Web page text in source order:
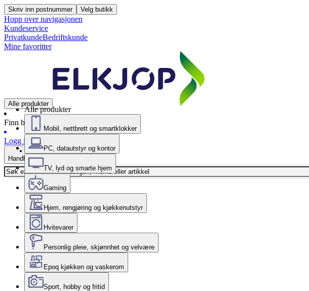
Skriv inn postnummer Velg butikk
Hopp over navigasjonen
Kundeservice
PrivatkundeBedriftskunde
Mine favoritter
Alle produkter
Finn butikk
Logg inn
Handlekurv
Alle produkter
Mobil, nettbrett og smartklokker
PC, datautstyr og kontor
TV, lyd og smarte hjem
Gaming
Hjem, rengjøring og kjøkkenutstyr
Hvitevarer
Personlig pleie, skjønnhet og velvære
Epoq kjøkken og vaskerom
Sport, hobby og fritid